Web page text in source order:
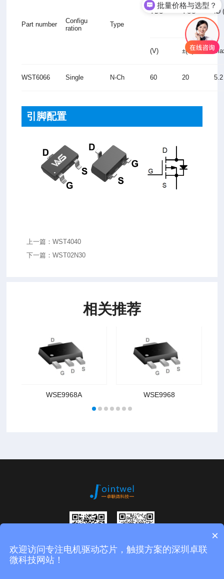
Part number
Configu
ration
Type
VDS VGS ID
(V) ±(V)
WST6066 Single N-Ch 60 20
引脚配置
上一篇：WST4040
下一篇：WST02N30
相关推荐
WSE9968A WSE9968
扫码进入公众
微信二维码
批量价格与选型？
×
欢迎访问专注电机驱动芯片，触摸方案的深圳卓联
微科技网站！